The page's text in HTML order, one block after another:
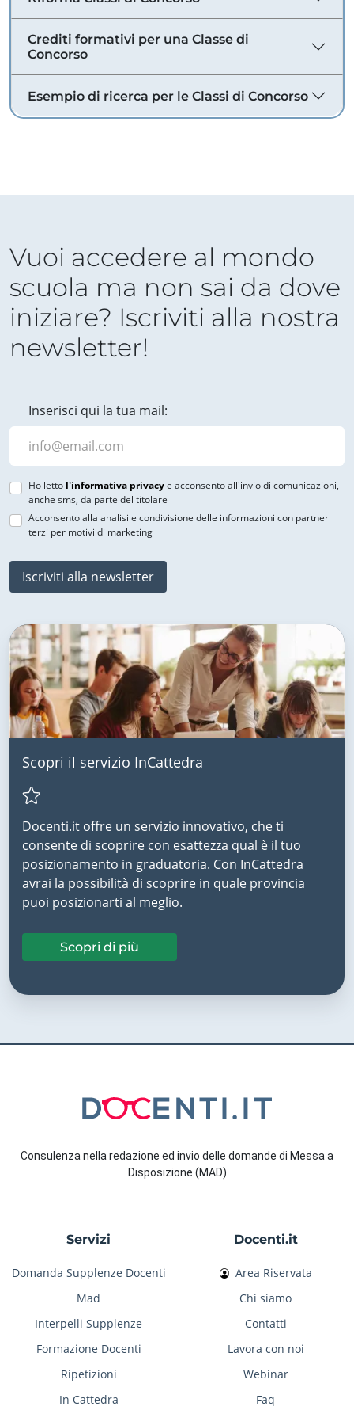
Crediti formativi per una Classe di
Concorso
Esempio di ricerca per le Classi di Concorso
Vuoi accedere al mondo
scuola ma non sai da dove
iniziare? Iscriviti alla nostra
newsletter!
Inserisci qui la tua mail:
Ho letto l'informativa privacye acconsento all'invio di comunicazioni,
anche sms, da parte del titolare
Acconsento alla analisi e condivisione delle informazioni con partner
terzi per motivi di marketing
Iscriviti alla newsletter
Scopri il servizio InCattedra
Docenti.it offre un servizio innovativo, che ti
consente di scoprire con esattezza qual è il tuo
posizionamento in graduatoria. Con InCattedra
avrai la possibilità di scoprire in quale provincia
puoi posizionarti al meglio.
Scopri di più
Consulenza nella redazione ed invio delle domande di Messa a
Disposizione (MAD)
Servizi
Domanda Supplenze Docenti
Mad
Interpelli Supplenze
Formazione Docenti
Ripetizioni
In Cattedra
Docenti.it
Area Riservata
Chi siamo
Contatti
Lavora con noi
Webinar
Faq